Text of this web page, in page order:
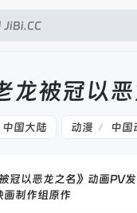
龙被冠以
中国大陆 动漫 / 中国
被冠以恶龙之名》动画
画制作组原作